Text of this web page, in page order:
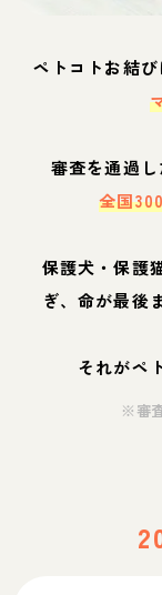
ペトコトお結
審査を通過し
全国
保護犬・保護
ぎ、命が最後
それがペ
※審